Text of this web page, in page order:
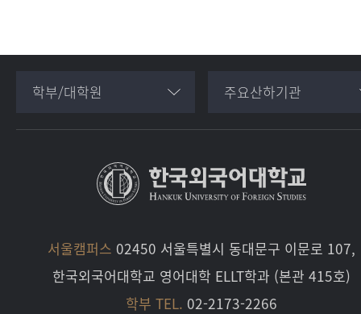
학부/대학원 주요산하기관
서울캠퍼스 02450 서울특별시 동대문구 이문로 107,
한국외국어대학교 영어대학 ELLT학과 (본관 415호)
학부 TEL. 02-2173-2266